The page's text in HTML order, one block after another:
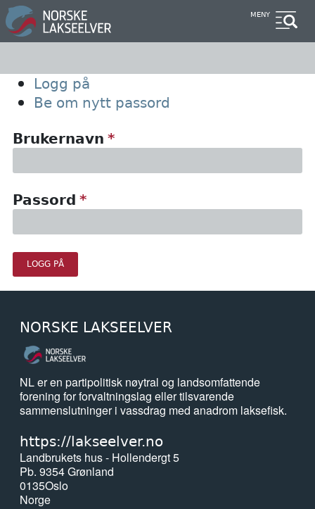
Hopp
til
hovedinnhold
MENY
Primary
tabs
Logg på
Be om nytt passord
Brukernavn
Passord
NORSKE LAKSEELVER
NL er en partipolitisk nøytral og landsomfattende
forening for forvaltningslag eller tilsvarende
sammenslutninger i vassdrag med anadrom laksefisk.
https://lakseelver.no
Landbrukets hus - Hollendergt 5
Pb. 9354 Grønland
0135Oslo
Norge